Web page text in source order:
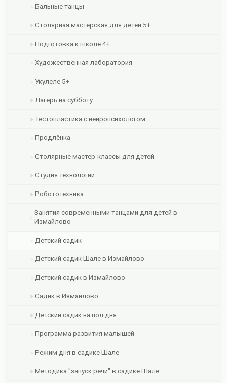
Бальные танцы
Столярная мастерская для детей 5+
Подготовка к школе 4+
Художественная лаборатория
Укулеле 5+
Лагерь на субботу
Тестопластика с нейропсихологом
Продлёнка
Столярные мастер-классы для детей
Студия технологии
Робототехника
Занятия современными танцами для детей в
Измайлово
Детский садик
Детский садик Шале в Измайлово
Детский садик в Измайлово
Садик в Измайлово
Детский садик на пол дня
Программа развития малышей
Режим дня в садике Шале
Методика "запуск речи" в садике Шале